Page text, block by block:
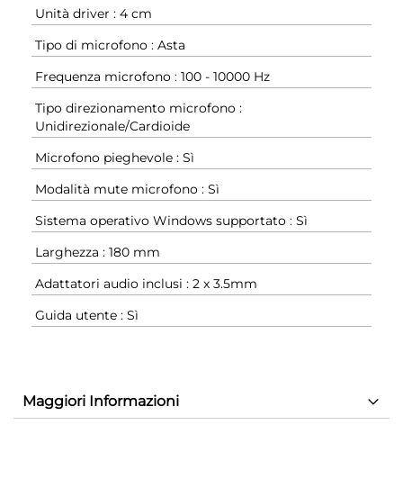
Unità driver : 4 cm
Tipo di microfono : Asta
Frequenza microfono : 100 - 10000 Hz
Tipo direzionamento microfono :
Unidirezionale/Cardioide
Microfono pieghevole : Sì
Modalità mute microfono : Sì
Sistema operativo Windows supportato : Sì
Larghezza : 180 mm
Adattatori audio inclusi : 2 x 3.5mm
Guida utente : Sì
Maggiori Informazioni